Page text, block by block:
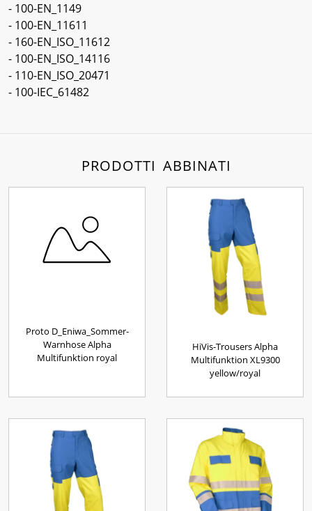
- 100-EN_1149
- 100-EN_11611
- 160-EN_ISO_11612
- 100-EN_ISO_14116
- 110-EN_ISO_20471
- 100-IEC_61482
PRODOTTI ABBINATI
Proto D_Eniwa_Sommer-
Warnhose Alpha
Multifunktion royal
HiVis-Trousers Alpha
Multifunktion XL9300
yellow/royal